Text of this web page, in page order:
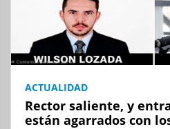
ACTUALIDAD
Rector saliente, y
están agarrados con